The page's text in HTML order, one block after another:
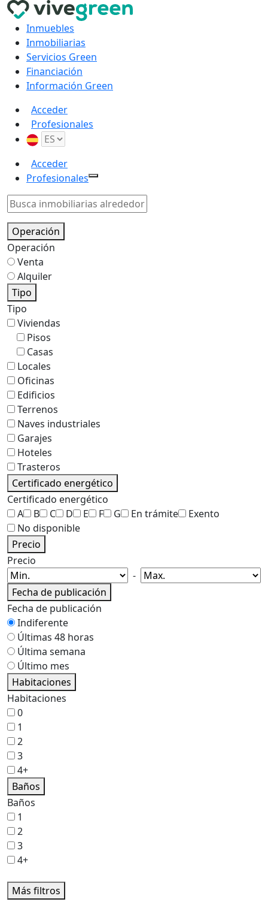
Inmuebles
Inmobiliarias
Servicios Green
Financiación
Información Green
Acceder
Profesionales
Acceder
Profesionales
Operación
Operación
Venta
Alquiler
Tipo
Tipo
Viviendas
Pisos
Casas
Locales
Oficinas
Edificios
Terrenos
Naves industriales
Garajes
Hoteles
Trasteros
Certificado energético
Certificado energético
A
B C D E F G En trámite
Exento
No disponible
Precio
Precio
-
Fecha de publicación
Fecha de publicación
Indiferente
Últimas 48 horas
Última semana
Último mes
Habitaciones
Habitaciones
0
1
2
3
4+
Baños
Baños
1
2
3
4+
Más filtros